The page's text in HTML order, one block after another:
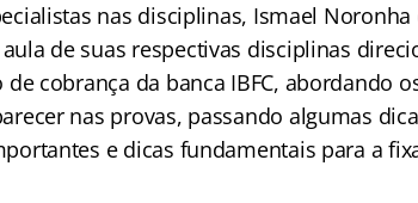
nas disciplinas, Ismael Noronha
de suas respectivas disciplinas
cobrança da banca IBFC, abordando
nas provas, passando algumas
e dicas fundamentais para a